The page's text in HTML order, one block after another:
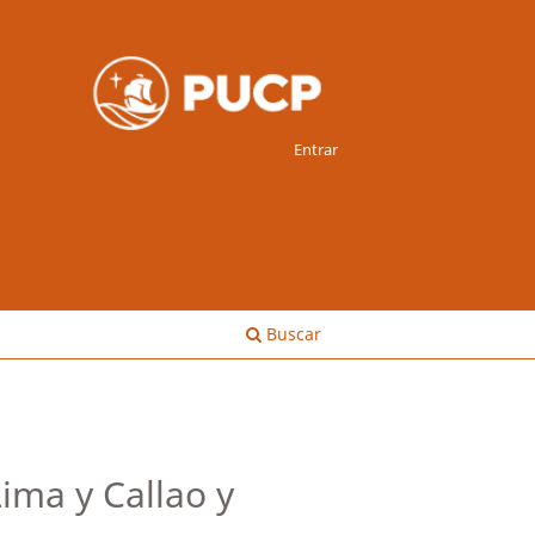
Buscar
Entrar
y Callao y